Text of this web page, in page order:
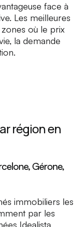
face à
Les meilleures
où le prix
la demande
région en
Gérone,
immobiliers les
par les
Idealista